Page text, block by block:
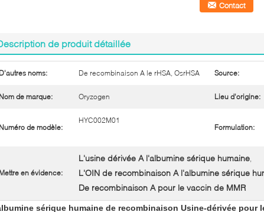
Contact
de produit détaillée
noms: De recombinaison A le rHSA, OsrHSA Source:
de marque: Oryzogen Lieu d'origine:
de modèle:
HYC002M01
Formulation:
en évidence:
L'usine dérivée A l'albumine sérique humaine,
L'OIN de recombinaison A l'albumine sérique
De recombinaison A pour le vaccin de MMR
sérique humaine de recombinaison Usine-dérivée pour